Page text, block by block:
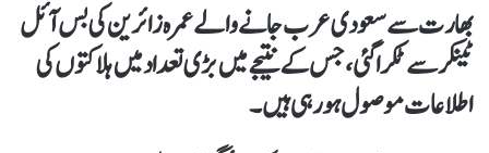
بھارت سے سعودی عرب جانے والے عمرہ زائرین کی بس آئل
ٹینکر سے ٹکرا گئی، جس کے نتیجے میں بڑی تعداد میں ہلاکتوں کی
اطلاعات موصول ہو رہی ہیں۔